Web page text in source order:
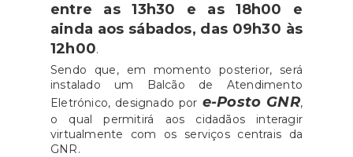
entre as 13h30 e as 18h00 e
ainda aos sábados, das 09h30 às
12h00.
Sendo que, em momento posterior, será
instalado um Balcão de Atendimento
Eletrónico, designado por e-Posto GNR,
o qual permitirá aos cidadãos interagir
virtualmente com os serviços centrais da
GNR.